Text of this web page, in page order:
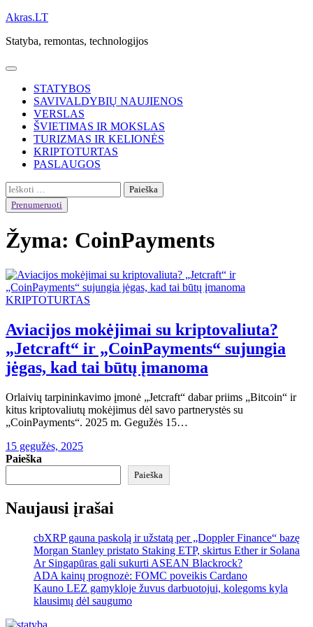
Skip
content
Akras.LT
Statyba, remontas, technologijos
STATYBOS
SAVIVALDYBIŲ NAUJIENOS
VERSLAS
ŠVIETIMAS IR MOKSLAS
TURIZMAS IR KELIONĖS
KRIPTOTURTAS
PASLAUGOS
Ieškoti:
Prenumeruoti
Žyma: CoinPayments
KRIPTOTURTAS
Aviacijos mokėjimai su kriptovaliuta?
„Jetcraft“ ir „CoinPayments“ sujungia
jėgas, kad tai būtų įmanoma
Orlaivių tarpininkavimo įmonė „Jetcraft“ dabar priims „Bitcoin“ ir
kitus kriptovaliutų mokėjimus dėl savo partnerystės su
„CoinPayments“. 2025 m. Gegužės 15…
15 gegužės, 2025
Paieška
Paieška
Naujausi įrašai
cbXRP gauna paskolą ir užstatą per „Doppler Finance“ bazę
Morgan Stanley pristato Staking ETP, skirtus Ether ir Solana
Ar Singapūras gali sukurti ASEAN Blackrock?
ADA kainų prognozė: FOMC poveikis Cardano
Kauno LEZ gamykloje žuvus darbuotojui, kolegoms kyla
klausimų dėl saugumo